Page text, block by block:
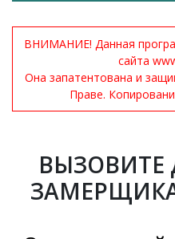
ВНИМАНИЕ! Данная
сайта
Она запатентована и
Праве.
ВЫЗОВИТЕ